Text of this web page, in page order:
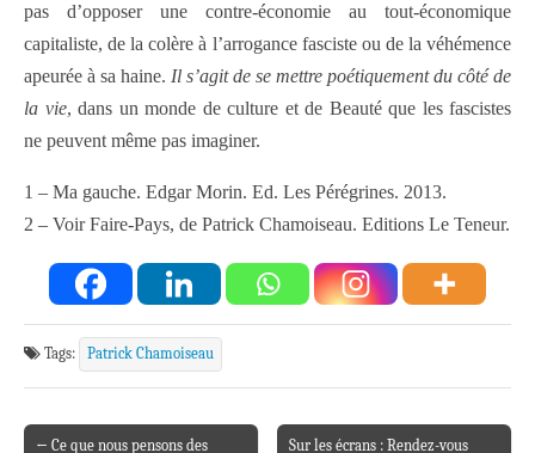
pas d’opposer une contre-économie au tout-économique
capitaliste, de la colère à l’arrogance fasciste ou de la véhémence
apeurée à sa haine. Il s’agit de se mettre poétiquement du côté de
la vie, dans un monde de culture et de Beauté que les fascistes
ne peuvent même pas imaginer.
1 – Ma gauche. Edgar Morin. Ed. Les Pérégrines. 2013.
2 – Voir Faire-Pays, de Patrick Chamoiseau. Editions Le Teneur.
Tags: Patrick Chamoiseau
← Ce que nous pensons des Sur les écrans : Rendez-vous